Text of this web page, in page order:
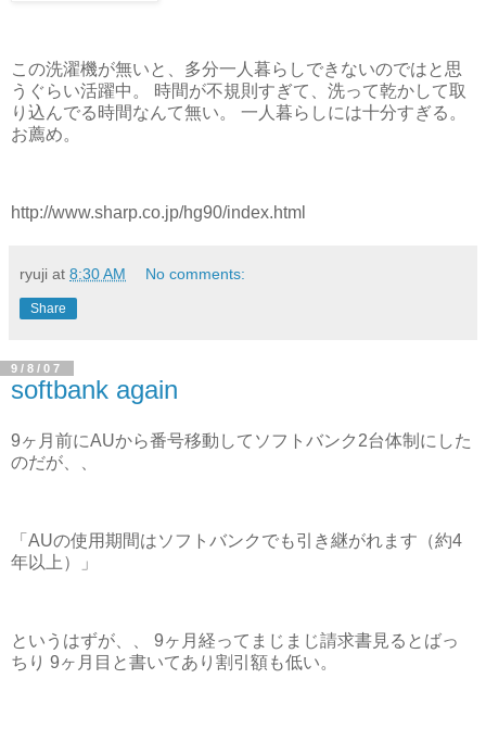
この洗濯機が無いと、多分一人暮らしできないのではと思
うぐらい活躍中。 時間が不規則すぎて、洗って乾かして取
り込んでる時間なんて無い。 一人暮らしには十分すぎる。
お薦め。
http://www.sharp.co.jp/hg90/index.html
ryuji at 8:30 AM No comments:
Share
9/8/07
softbank again
9ヶ月前にAUから番号移動してソフトバンク2台体制にした
のだが、、
「AUの使用期間はソフトバンクでも引き継がれます（約4
年以上）」
というはずが、、 9ヶ月経ってまじまじ請求書見るとばっ
ちり 9ヶ月目と書いてあり割引額も低い。